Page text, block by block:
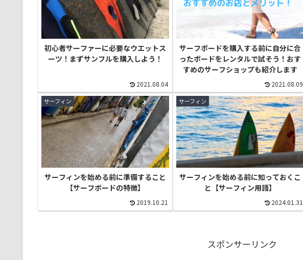
初心者サーファーに必要なウエットス
ーツ！まずサンフルを購入しよう！
2021.08.04
サーフボードを購入する前に自分に合
ったボードをレンタルで試そう！おす
すめのサーフショップも紹介します
2021.08.09
サーフィン
サーフィンを始める前に準備すること
【サーフボードの特徴】
2019.10.21
サーフィン
サーフィンを始める前に知っておくこ
と【サーフィン用語】
2024.01.31
スポンサーリンク